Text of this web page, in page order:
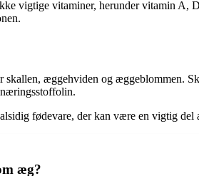
vigtige vitaminer, herunder vitamin A,
skallen, æggehviden og æggeblommen.
fødevare, der kan være en vigtig del
æg?